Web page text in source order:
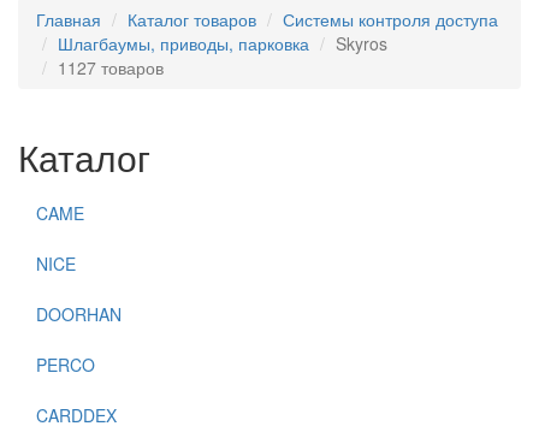
Главная
Каталог товаров
Системы контроля доступа
Шлагбаумы, приводы, парковка
Skyros
1127 товаров
Каталог
CAME
NICE
DOORHAN
PERCO
CARDDEX